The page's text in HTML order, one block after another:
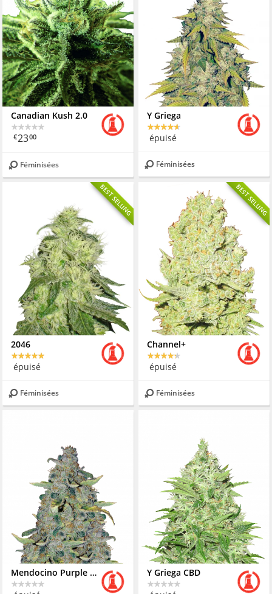
Canadian Kush 2.0
€2300
Féminisées
Y Griega
épuisé
Féminisées
BEST SELLING
2046
épuisé
Féminisées
BEST SELLING
Channel+
épuisé
Féminisées
Mendocino Purple Kush
Y Griega CBD